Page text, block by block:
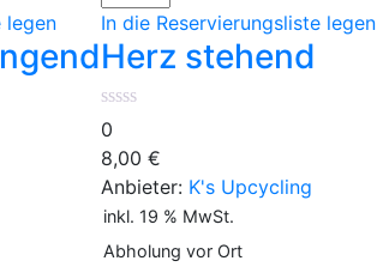
legen
stehend
Menge
In die Reservierungsliste legen
Herz stehend
0
8,00 €
Anbieter: K's Upcycling
inkl. 19 % MwSt.
Abholung vor Ort